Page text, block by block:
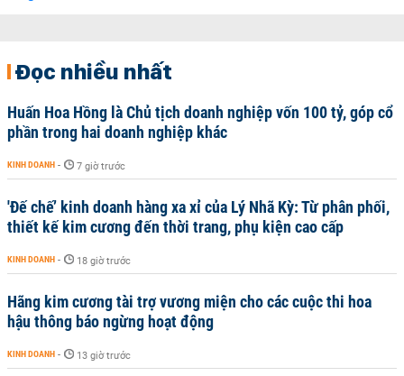
Đọc nhiều nhất
Huấn Hoa Hồng là Chủ tịch doanh nghiệp vốn 100 tỷ, góp cổ
phần trong hai doanh nghiệp khác
KINH DOANH - 7 giờ trước
'Đế chế’ kinh doanh hàng xa xỉ của Lý Nhã Kỳ: Từ phân phối,
thiết kế kim cương đến thời trang, phụ kiện cao cấp
KINH DOANH - 18 giờ trước
Hãng kim cương tài trợ vương miện cho các cuộc thi hoa
hậu thông báo ngừng hoạt động
KINH DOANH - 13 giờ trước